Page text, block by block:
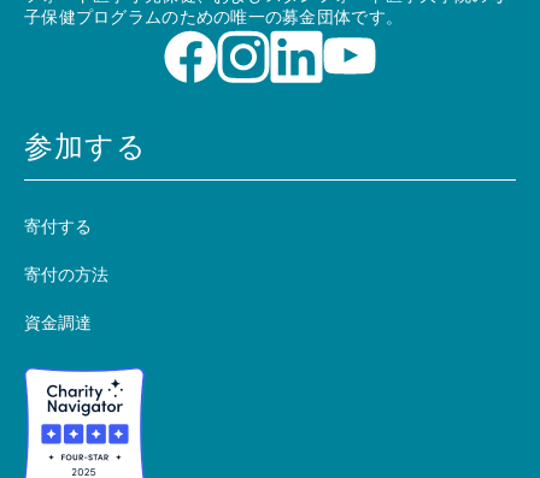
子保健プログラムのための唯一の募金団体です。
参加する
寄付する
寄付の方法
資金調達